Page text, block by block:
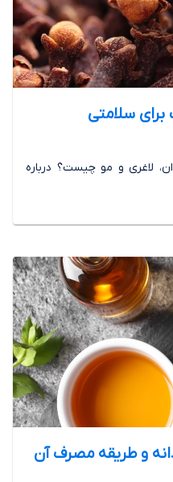
لاغری و مو چیست؟ درباره
و طریقه مصرف آن